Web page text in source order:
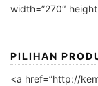
width=”270″
PILIHAN
<a href=”http://